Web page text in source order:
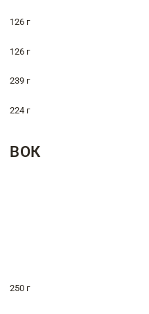
126 г
126 г
239 г
224 г
ВОК
250 г